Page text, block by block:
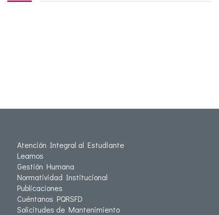
Atención Integral al Estudiante
Leamos
Gestión Humana
Normatividad Institucional
Publicaciones
Cuéntanos PQRSFD
Solicitudes de Mantenimiento